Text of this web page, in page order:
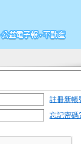
註冊新帳
忘記密碼